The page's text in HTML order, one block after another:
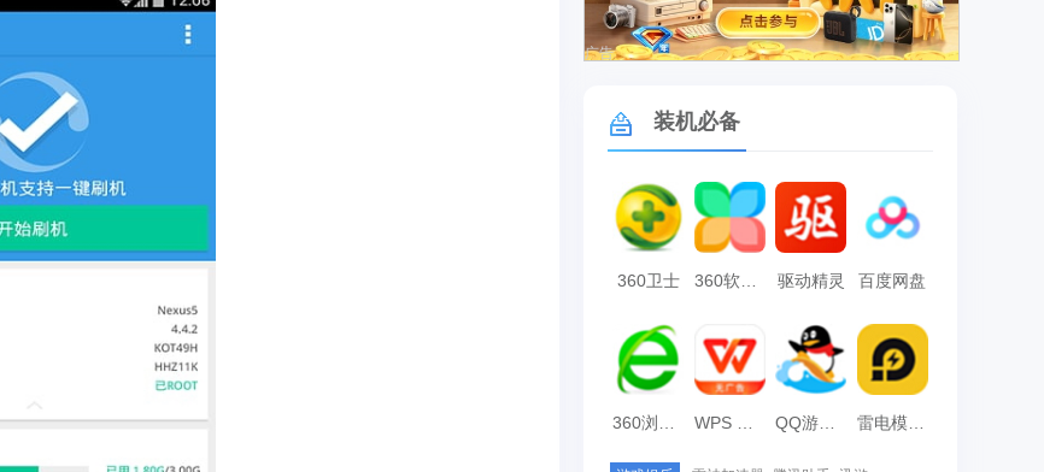
广告
装机必备
360卫士 360软件管家 驱动精灵 百度网盘
雷电模拟器